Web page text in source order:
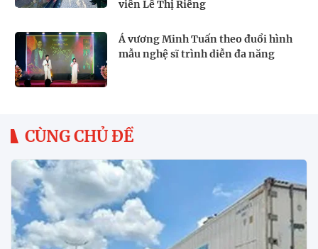
viên Lê Thị Riêng
Á vương Minh Tuấn theo đuổi hình
mẫu nghệ sĩ trình diễn đa năng
CÙNG CHỦ ĐỀ